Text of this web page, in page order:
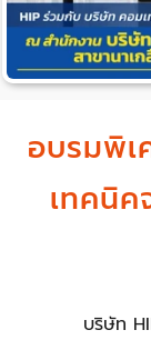
Contact
อบรมพิเ
เทคนิ
บริษัท